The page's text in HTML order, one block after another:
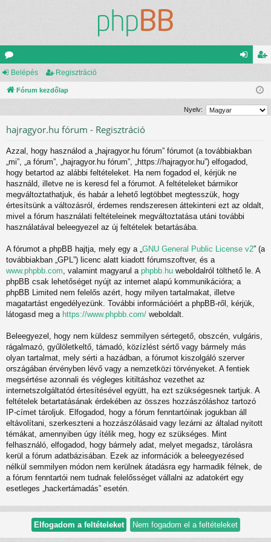
ór
u
ok
is
ztr
Belépés Regisztráció
Fórum kezdőlap
Nyelv:
hajragyor.hu fórum - Regisztráció
Azzal, hogy használod a „hajragyor.hu fórum” fórumot (a továbbiakban
„mi”, „a fórum”, „hajragyor.hu fórum”, „https://hajragyor.hu”) elfogadod,
hogy betartod az alábbi feltételeket. Ha nem fogadod el, kérjük ne
használd, illetve ne is keresd fel a fórumot. A feltételeket bármikor
megváltoztathatjuk, és habár a lehető legtöbbet megtesszük, hogy
értesítsünk a változásról, érdemes rendszeresen áttekinteni ezt az oldalt,
mivel a fórum használati feltételeinek megváltoztatása utáni további
használatával beleegyezel az új feltételek betartásába.
A fórumot a phpBB hajtja, mely egy a „ GNU General Public License v2” (a
továbbiakban „GPL”) licenc alatt kiadott fórumszoftver, és a
www.phpbb.com , valamint magyarul a phpbb.hu weboldalról tölthető le. A
phpBB csak lehetőséget nyújt az internet alapú kommunikációra; a
phpBB Limited nem felelős azért, hogy milyen tartalmakat, illetve
magatartást engedélyezünk. További információért a phpBB-ről, kérjük,
látogasd meg a https://www.phpbb.com/ weboldalt.
Beleegyezel, hogy nem küldesz semmilyen sértegető, obszcén, vulgáris,
rágalmazó, gyűlöletkeltő, támadó, közízlést sértő vagy bármely más
olyan tartalmat, mely sérti a hazádban, a fórumot kiszolgáló szerver
országában érvényben lévő vagy a nemzetközi törvényeket. A fentiek
megsértése azonnali és végleges kitiltáshoz vezethet az
internetszolgáltatód értesítésével együtt, ha ezt szükségesnek tartjuk. A
feltételek betartatásának érdekében az összes hozzászóláshoz tartozó
IP-címet tároljuk. Elfogadod, hogy a fórum fenntartóinak jogukban áll
eltávolítani, szerkeszteni a hozzászólásaid vagy lezárni az általad nyitott
témákat, amennyiben úgy ítélik meg, hogy ez szükséges. Mint
felhasználó, elfogadod, hogy bármely adat, melyet megadsz, tárolásra
kerül a fórum adatbázisában. Ezek az információk a beleegyezésed
nélkül semmilyen módon nem kerülnek átadásra egy harmadik félnek, de
a fórum fenntartói nem tudnak felelősséget vállalni az adatokért egy
esetleges „hackertámadás” esetén.